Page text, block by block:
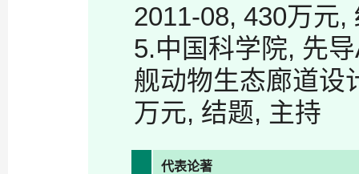
2011-08, 430万元,
5.中国科学院, 先
舰动物生态廊道设
万元, 结题, 主持
代表论著